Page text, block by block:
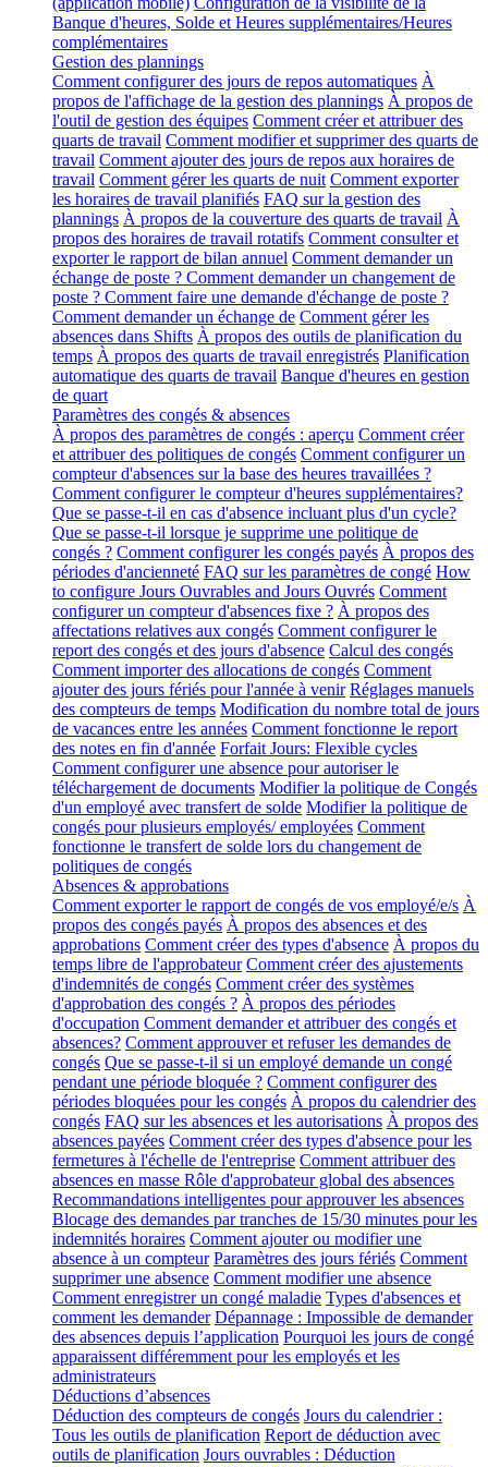
Banque d'heures, Solde et Heures supplémentaires/Heures
complémentaires
Gestion des plannings
Comment configurer des jours de repos automatiques À
propos de l'affichage de la gestion des plannings À propos de
l'outil de gestion des équipes Comment créer et attribuer des
quarts de travail Comment modifier et supprimer des quarts de
travail Comment ajouter des jours de repos aux horaires de
travail Comment gérer les quarts de nuit Comment exporter
les horaires de travail planifiés FAQ sur la gestion des
plannings À propos de la couverture des quarts de travail À
propos des horaires de travail rotatifs Comment consulter et
exporter le rapport de bilan annuel Comment demander un
échange de poste ? Comment demander un changement de
poste ? Comment faire une demande d'échange de poste ?
Comment demander un échange de Comment gérer les
absences dans Shifts À propos des outils de planification du
temps À propos des quarts de travail enregistrés Planification
automatique des quarts de travail Banque d'heures en gestion
de quart
Paramètres des congés & absences
À propos des paramètres de congés : aperçu Comment créer
et attribuer des politiques de congés Comment configurer un
compteur d'absences sur la base des heures travaillées ?
Comment configurer le compteur d'heures supplémentaires?
Que se passe-t-il en cas d'absence incluant plus d'un cycle?
Que se passe-t-il lorsque je supprime une politique de
congés ? Comment configurer les congés payés À propos des
périodes d'ancienneté FAQ sur les paramètres de congé How
to configure Jours Ouvrables and Jours Ouvrés Comment
configurer un compteur d'absences fixe ? À propos des
affectations relatives aux congés Comment configurer le
report des congés et des jours d'absence Calcul des congés
Comment importer des allocations de congés Comment
ajouter des jours fériés pour l'année à venir Réglages manuels
des compteurs de temps Modification du nombre total de jours
de vacances entre les années Comment fonctionne le report
des notes en fin d'année Forfait Jours: Flexible cycles
Comment configurer une absence pour autoriser le
téléchargement de documents Modifier la politique de Congés
d'un employé avec transfert de solde Modifier la politique de
congés pour plusieurs employés/ employées Comment
fonctionne le transfert de solde lors du changement de
politiques de congés
Absences & approbations
Comment exporter le rapport de congés de vos employé/e/s À
propos des congés payés À propos des absences et des
approbations Comment créer des types d'absence À propos du
temps libre de l'approbateur Comment créer des ajustements
d'indemnités de congés Comment créer des systèmes
d'approbation des congés ? À propos des périodes
d'occupation Comment demander et attribuer des congés et
absences? Comment approuver et refuser les demandes de
congés Que se passe-t-il si un employé demande un congé
pendant une période bloquée ? Comment configurer des
périodes bloquées pour les congés À propos du calendrier des
congés FAQ sur les absences et les autorisations À propos des
absences payées Comment créer des types d'absence pour les
fermetures à l'échelle de l'entreprise Comment attribuer des
absences en masse Rôle d'approbateur global des absences
Recommandations intelligentes pour approuver les absences
Blocage des demandes par tranches de 15/30 minutes pour les
indemnités horaires Comment ajouter ou modifier une
absence à un compteur Paramètres des jours fériés Comment
supprimer une absence Comment modifier une absence
Comment enregistrer un congé maladie Types d'absences et
comment les demander Dépannage : Impossible de demander
des absences depuis l’application Pourquoi les jours de congé
apparaissent différemment pour les employés et les
administrateurs
Déductions d’absences
Déduction des compteurs de congés Jours du calendrier :
Tous les outils de planification Report de déduction avec
outils de planification Jours ouvrables : Déduction